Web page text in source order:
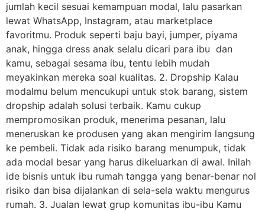
jumlah kecil sesuai kemampuan modal, lalu pasarkan
lewat WhatsApp, Instagram, atau marketplace
favoritmu. Produk seperti baju bayi, jumper, piyama
anak, hingga dress anak selalu dicari para ibu dan
kamu, sebagai sesama ibu, tentu lebih mudah
meyakinkan mereka soal kualitas. 2. Dropship Kalau
modalmu belum mencukupi untuk stok barang, sistem
dropship adalah solusi terbaik. Kamu cukup
mempromosikan produk, menerima pesanan, lalu
meneruskan ke produsen yang akan mengirim langsung
ke pembeli. Tidak ada risiko barang menumpuk, tidak
ada modal besar yang harus dikeluarkan di awal. Inilah
ide bisnis untuk ibu rumah tangga yang benar-benar nol
risiko dan bisa dijalankan di sela-sela waktu mengurus
rumah. 3. Jualan lewat grup komunitas ibu-ibu Kamu